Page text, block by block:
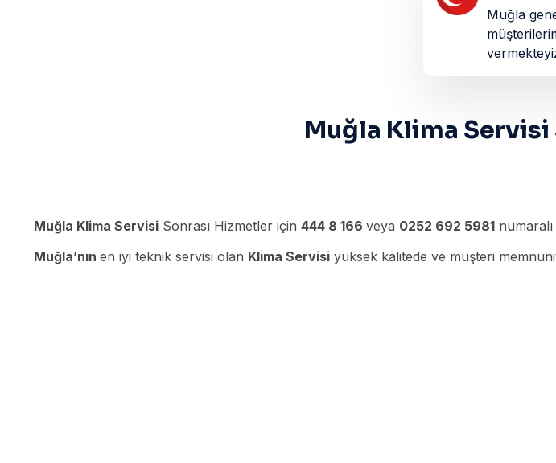
Muğla
Muğla Klima Servisi
Muğla Klima Servisi Sonrası Hizmetler için 444 8 166 veya 0252 692 5981
Muğla’nın en iyi teknik servisi olan Klima Servisi yüksek kalitede ve müşteri